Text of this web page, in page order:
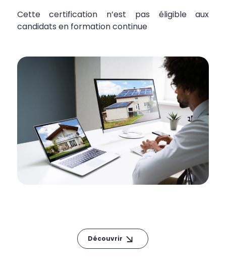
Cette certification n’est pas éligible aux
candidats en formation continue
Découvrir